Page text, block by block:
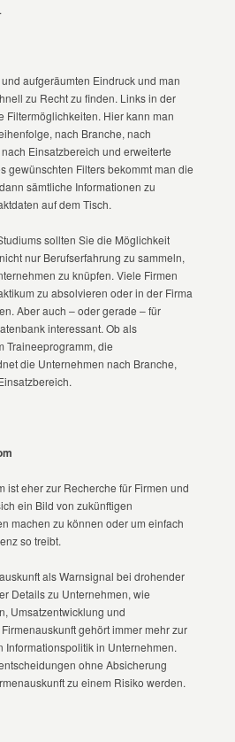
aufgeräumten Eindruck und man
zu Recht zu finden. Links in der
Filtermöglichkeiten. Hier kann man
nach Branche, nach
Einsatzbereich und erweiterte
gewünschten Filters bekommt man die
sämtliche Informationen zu
auf dem Tisch.
sollten Sie die Möglichkeit
nur Berufserfahrung zu sammeln,
zu knüpfen. Viele Firmen
zu absolvieren oder in der Firma
Aber auch – oder gerade – für
interessant. Ob als
Traineeprogramm, die
die Unternehmen nach Branche,
ist eher zur Recherche für Firmen und
ein Bild von zukünftigen
machen zu können oder um einfach
so treibt.
als Warnsignal bei drohender
Details zu Unternehmen, wie
Umsatzentwicklung und
gehört immer mehr zur
in Unternehmen.
ohne Absicherung
zu einem Risiko werden.